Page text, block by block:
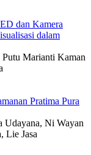
dan Kamera
dalam
Marianti Kaman
Pratima Pura
Udayana, Ni Wayan
Lie Jasa